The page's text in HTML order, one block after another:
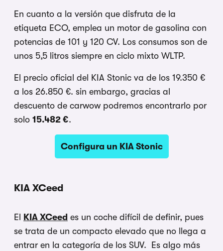
En cuanto a la versión que disfruta de la
etiqueta ECO, emplea un motor de gasolina con
potencias de 101 y 120 CV. Los consumos son de
unos 5,5 litros siempre en ciclo mixto WLTP.
El precio oficial del KIA Stonic va de los 19.350 €
a los 26.850 €. sin embargo, gracias al
descuento de carwow podremos encontrarlo por
solo 15.482 €.
Configura un KIA Stonic
KIA XCeed
El KIA XCeed es un coche difícil de definir, pues
se trata de un compacto elevado que no llega a
entrar en la categoría de los SUV. Es algo más